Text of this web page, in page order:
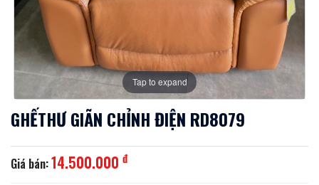
Tap to expand
GHẾTHƯ GIÃN CHỈNH ĐIỆN RD8079
Giá bán:14.500.000 đ